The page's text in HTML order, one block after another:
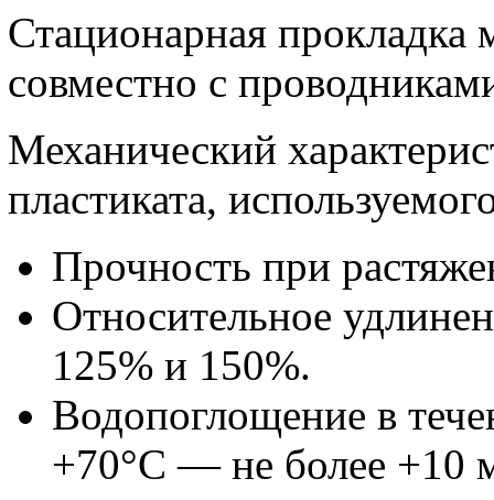
Стационарная прокладка
совместно с
Механический
пластиката,
Прочность при
Относительное
125% и 150%.
Водопоглощение в
+70°С — не более +10